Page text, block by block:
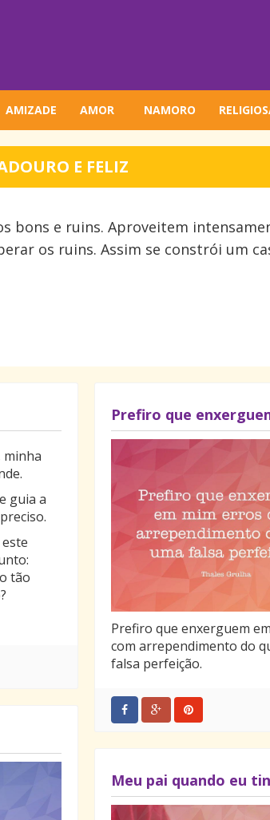
AMIZADE AMOR NAMORO
E FELIZ
bons e ruins. Aproveitem
os ruins. Assim se constrói um
minha
guia a
tão
Prefiro que
Prefiro que enxerguem
com arrependimento do
falsa perfeição.
Meu pai quando eu